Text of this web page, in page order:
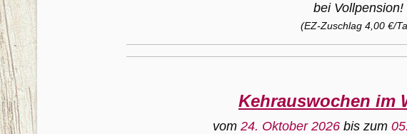
bei Vollpension!
(EZ-Zuschlag 4,00 €/
Kehrauswochen im
vom 24. Oktober 2026 bis zum